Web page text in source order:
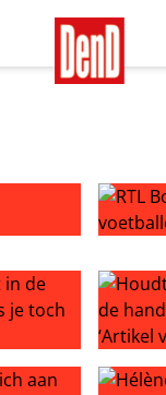
de spiegel:Houdt